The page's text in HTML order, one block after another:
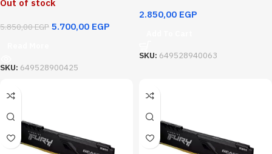
Out of stock
5.850,00EGP5.700,00 EGP
SKU: 649528900425
2.850,00 EGP
SKU: 649528940063